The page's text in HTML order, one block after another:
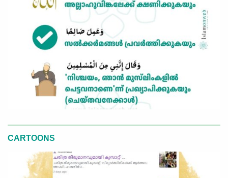
CARTOONS